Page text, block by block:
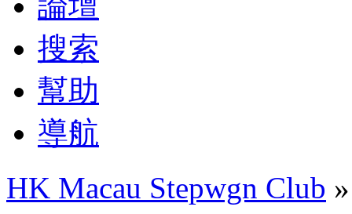
搜索
幫助
導航
HK Macau Stepwgn Club